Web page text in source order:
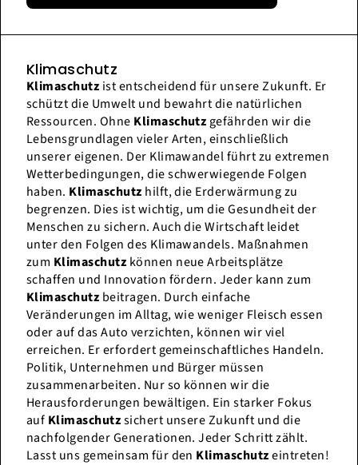
Klimaschutz
Klimaschutz ist entscheidend für unsere Zukunft. Er
schützt die Umwelt und bewahrt die natürlichen
Ressourcen. Ohne Klimaschutz gefährden wir die
Lebensgrundlagen vieler Arten, einschließlich
unserer eigenen. Der Klimawandel führt zu extremen
Wetterbedingungen, die schwerwiegende Folgen
haben. Klimaschutz hilft, die Erderwärmung zu
begrenzen. Dies ist wichtig, um die Gesundheit der
Menschen zu sichern. Auch die Wirtschaft leidet
unter den Folgen des Klimawandels. Maßnahmen
zum Klimaschutz können neue Arbeitsplätze
schaffen und Innovation fördern. Jeder kann zum
Klimaschutz beitragen. Durch einfache
Veränderungen im Alltag, wie weniger Fleisch essen
oder auf das Auto verzichten, können wir viel
erreichen. Er erfordert gemeinschaftliches Handeln.
Politik, Unternehmen und Bürger müssen
zusammenarbeiten. Nur so können wir die
Herausforderungen bewältigen. Ein starker Fokus
auf Klimaschutzsichert unsere Zukunft und die
nachfolgender Generationen. Jeder Schritt zählt.
Lasst uns gemeinsam für den Klimaschutzeintreten!